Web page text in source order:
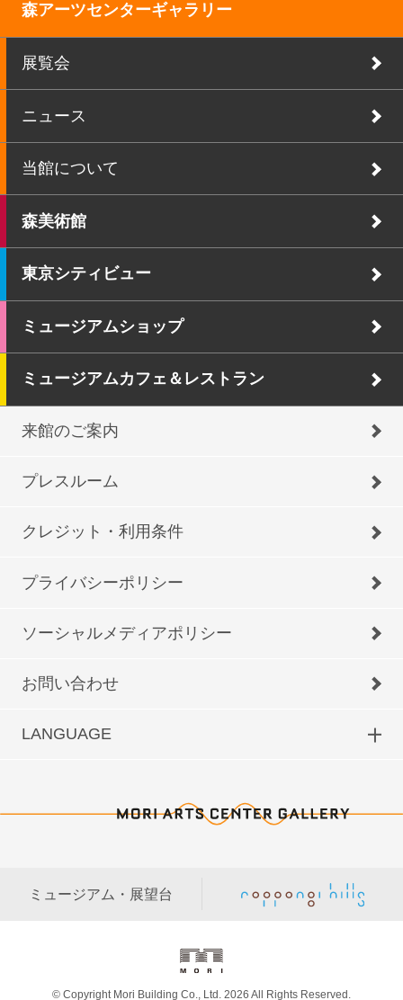
森アーツセンターギャラリー
展覧会
ニュース
当館について
森美術館
東京シティビュー
ミュージアムショップ
ミュージアムカフェ＆レストラン
来館のご案内
プレスルーム
クレジット・利用条件
プライバシーポリシー
ソーシャルメディアポリシー
お問い合わせ
LANGUAGE
ミュージアム・展望台
© Copyright Mori Building Co., Ltd. 2026 All Rights Reserved.